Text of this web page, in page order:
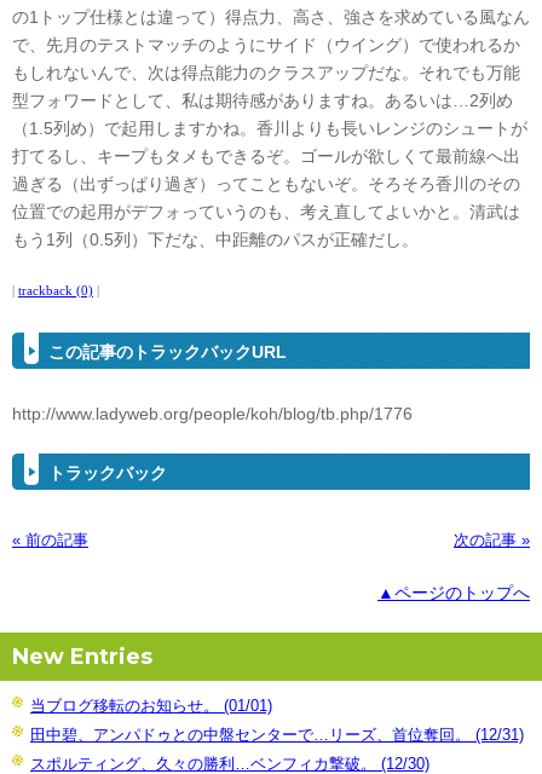
の1トップ仕様とは違って）得点力、高さ、強さを求めている風なん
で、先月のテストマッチのようにサイド（ウイング）で使われるか
もしれないんで、次は得点能力のクラスアップだな。それでも万能
型フォワードとして、私は期待感がありますね。あるいは…2列め
（1.5列め）で起用しますかね。香川よりも長いレンジのシュートが
打てるし、キープもタメもできるぞ。ゴールが欲しくて最前線へ出
過ぎる（出ずっぱり過ぎ）ってこともないぞ。そろそろ香川のその
位置での起用がデフォっていうのも、考え直してよいかと。清武は
もう1列（0.5列）下だな、中距離のパスが正確だし。
| trackback (0) |
この記事のトラックバックURL
http://www.ladyweb.org/people/koh/blog/tb.php/1776
トラックバック
« 前の記事 次の記事 »
▲ページのトップへ
New Entries
当ブログ移転のお知らせ。 (01/01)
田中碧、アンパドゥとの中盤センターで…リーズ、首位奪回。 (12/31)
スポルティング、久々の勝利…ベンフィカ撃破。 (12/30)